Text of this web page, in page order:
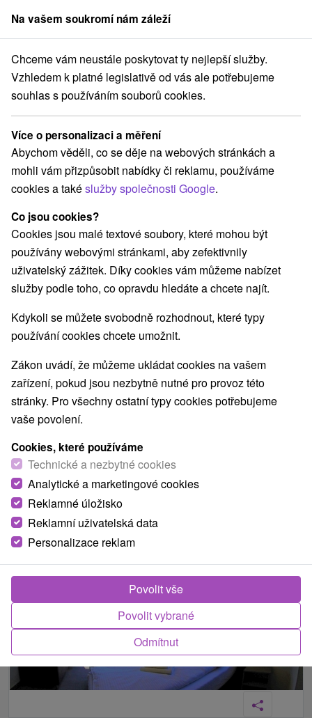
člen skupinySorger
Slovensko Prešovský kraj Vernár Hotel Studničky *** Vernár
Hotel Studničky★★★Vernár
Vernár
Rezervovat přes booking
REZERVACE A VÝBĚR POBYTU
Kontaktujte přímo ubytovatele.
Navigovat do místa
O ZAŘÍZENÍ VYBAVENÍ
Na vašem soukromí nám záleží
Chceme vám neustále poskytovat ty nejlepší služby.
Vzhledem k platné legislativě od vás ale potřebujeme
souhlas s používáním souborů cookies.
Více o personalizaci a měření
Abychom věděli, co se děje na webových stránkách a
mohli vám přizpůsobit nabídky či reklamu, používáme
cookies a takéslužby společnosti Google.
Co jsou cookies?
Cookies jsou malé textové soubory, které mohou být
používány webovými stránkami, aby zefektivnily
uživatelský zážitek. Díky cookies vám můžeme nabízet
služby podle toho, co opravdu hledáte a chcete najít.
Kdykoli se můžete svobodně rozhodnout, které typy
používání cookies chcete umožnit.
Zákon uvádí, že můžeme ukládat cookies na vašem
zařízení, pokud jsou nezbytně nutné pro provoz této
stránky. Pro všechny ostatní typy cookies potřebujeme
vaše povolení.
Cookies, které používáme
Technické a nezbytné cookies
Analytické a marketingové cookies
Reklamné úložisko
Reklamní uživatelská data
Personalizace reklam
Odmítnut
Povolit vybrané
Povolit vše